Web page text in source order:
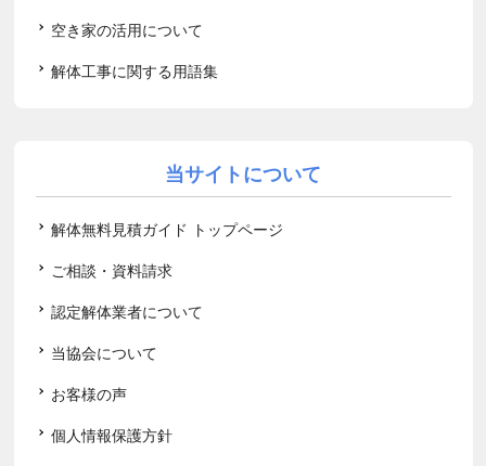
空き家の活用について
解体工事に関する用語集
当サイトについて
解体無料見積ガイド トップページ
ご相談・資料請求
認定解体業者について
当協会について
お客様の声
個人情報保護方針